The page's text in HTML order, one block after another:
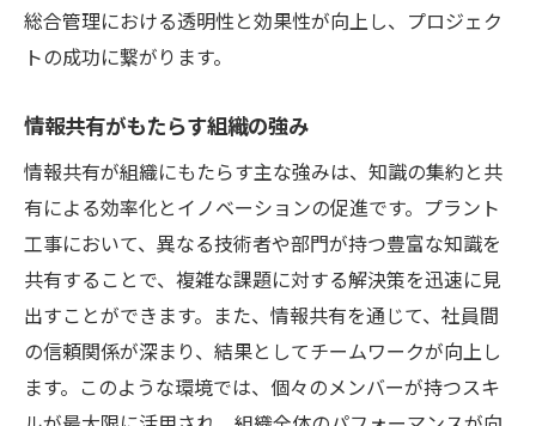
総合管理における透明性と効果性が向上し、プロジェク
トの成功に繋がります。
情報共有がもたらす組織の強み
情報共有が組織にもたらす主な強みは、知識の集約と共
有による効率化とイノベーションの促進です。プラント
工事において、異なる技術者や部門が持つ豊富な知識を
共有することで、複雑な課題に対する解決策を迅速に見
出すことができます。また、情報共有を通じて、社員間
の信頼関係が深まり、結果としてチームワークが向上し
ます。このような環境では、個々のメンバーが持つスキ